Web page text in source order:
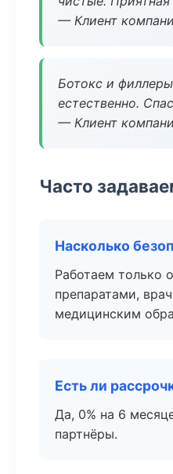
— Клиент
Ботокс и
естественно.
— Клиент
Часто
Насколько
Работаем только
препаратами,
медицинским
Есть ли
Да, 0% на 6
партнёры.